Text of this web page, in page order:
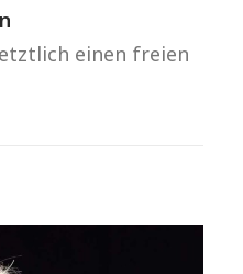
einen freien